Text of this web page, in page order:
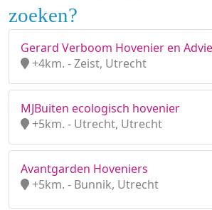
zoeken?
Gerard Verboom Hovenier en
+4km. - Zeist, Utrecht
MJBuiten ecologisch hovenier
+5km. - Utrecht, Utrecht
Avantgarden Hoveniers
+5km. - Bunnik, Utrecht